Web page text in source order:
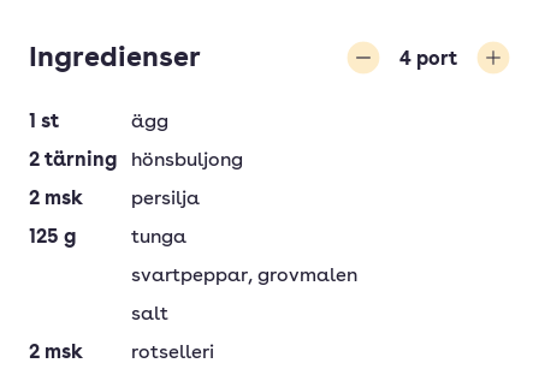
Ingredienser 4 port
1 st
ägg
2 tärning
hönsbuljong
2 msk
persilja
125 g
tunga
svartpeppar, grovmalen
salt
2 msk
rotselleri